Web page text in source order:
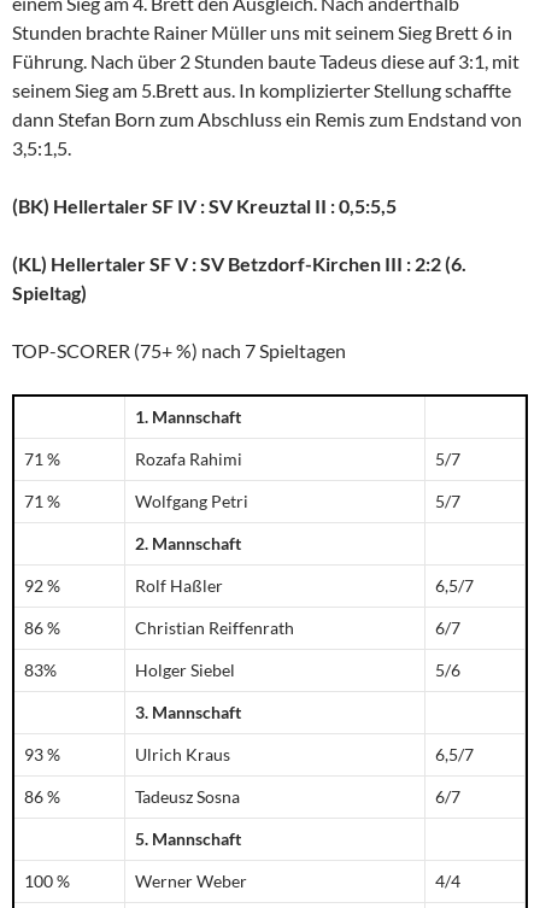
Stunden brachte Rainer Müller uns mit seinem Sieg Brett 6 in
Führung. Nach über 2 Stunden baute Tadeus diese auf 3:1, mit
seinem Sieg am 5.Brett aus. In komplizierter Stellung schaffte
dann Stefan Born zum Abschluss ein Remis zum Endstand von
3,5:1,5.
(BK) Hellertaler SF IV : SV Kreuztal II : 0,5:5,5
(KL) Hellertaler SF V : SV Betzdorf-Kirchen III : 2:2 (6.
Spieltag)
TOP-SCORER (75+ %) nach 7 Spieltagen
1. Mannschaft
71 % Rozafa Rahimi 5/7
71 % Wolfgang Petri 5/7
2. Mannschaft
92 % Rolf Haßler 6,5/7
86 % Christian Reiffenrath 6/7
83% Holger Siebel 5/6
3. Mannschaft
93 % Ulrich Kraus 6,5/7
86 % Tadeusz Sosna 6/7
5. Mannschaft
100 % Werner Weber 4/4